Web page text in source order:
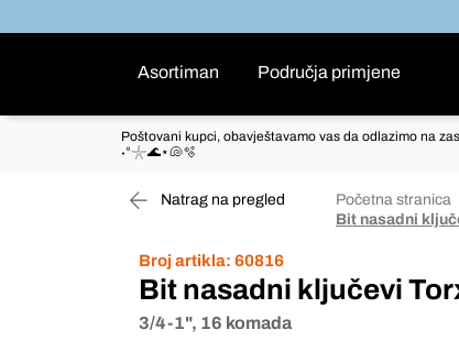
Asortiman Područja primjene
Poštovani kupci, obavještavamo vas da odlazimo na
˖°𓇼🌊⋆🐚🫧
Natrag na pregled Početna stranica
Bit nasadni
Broj artikla: 60816
Bit nasadni ključevi
3/4-1", 16 komada